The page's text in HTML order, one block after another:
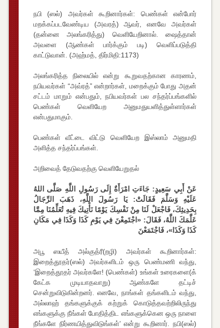
நபி (ஸல்) அவர்கள் கூறினார்கள்: பெண்கள் என்போர்
மறக்கப்படவேண்டிய (அவரத்) ஆவர், எனவே அவர்கள்
(தன்னை அலங்கரித்து) வெளியேறினால். ஷைத்தான்
அவளை (ஆண்கள் பார்க்கும் படி) வெளிப்படுத்தி
காட்டுவான். (அஹ்மத், திர்மிதி:1173)
அலங்கரித்த நிலையில் என்று கூறுவதற்கான காரணம்,
நபியவர்கள் “அவ்ரத்” என்றார்கள், மறைக்கும் போது அதன்
சட்டம் மாறும் என்பதும், நபியவர்கள் பல சந்தர்ப்பங்களில்
பெண்கள் வெளியேற அனுமதுயளித்துள்ளார்கள்
என்பதுமாகும்.
பெண்கள் வீட்டை விட்டு வெளியேற இஸ்லாம் அனுமதி
அளித்த சந்தர்ப்பங்கள்.
அறிவைத் தேடுவதற்கு வெளியேறுதல்
عَنْ أَبِي سَعِيدٍ: جَاءَتِ امْرَأَةٌ إِلَى رَسُولِ اللَّهِ صَلَّى اللهُ
عَلَيْهِ وَسَلَّمَ فَقَالَتْ: يَا رَسُولَ اللَّهِ، ذَهَبَ الرِّجَالُ
بِحَدِيثِكَ، فَاجْعَلْ لَنَا مِنْ نَفْسِكَ يَوْمًا نَأْتِيكَ فِيهِ تُعَلِّمُنَا مِمَّا
عَلَّمَكَ اللَّهُ، فَقَالَ: «اجْتَمِعْنَ فِي يَوْمِ كَذَا وَكَذَا فِي مَكَانِ
كَذَا وَكَذَا»، فَاجْتَمَعْنَ
அபூ ஸயீத் அல்குத்ரீ(றழி) அவர்கள் கூறினார்கள்:
இறைத்தூதர்(ஸல்) அவர்களிடம் ஒரு பெண்மணி வந்து,
‘இறைத்தூதர் அவர்களே! (பெண்கள்) உங்கள் உரைகளை(க்
கேட்க முடியாதவாறு) ஆண்களே தட்டிச்
சென்றுவிடுகின்றனர். எனவே, நாங்கள் தங்களிடம் வந்து,
அல்லாஹ் தங்களுக்குக் கற்றுக் கொடுத்தவற்றிலிருந்து
எங்களுக்கு நீங்கள் போதித்திட எங்களுக்கென ஒரு நாளை
நீங்களே நிர்ணயித்துவிடுங்கள்’ என்று கூறினார். நபி(ஸல்)